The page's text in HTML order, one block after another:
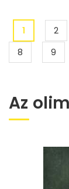
Jelenlegi
oldal
1 Page
2
Page
8 Page
9
Az